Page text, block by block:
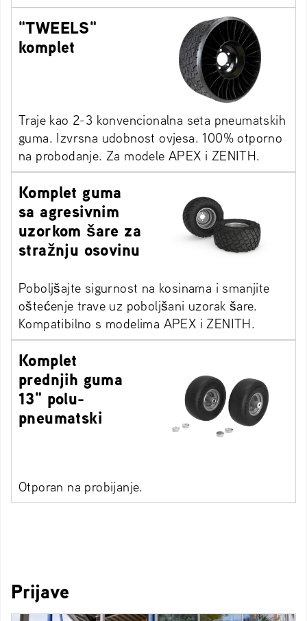
"TWEELS"
komplet
Traje kao 2-3 konvencionalna seta pneumatskih
guma. Izvrsna udobnost ovjesa. 100% otporno
na probodanje. Za modele APEX i ZENITH.
Komplet guma
sa agresivnim
uzorkom šare za
stražnju osovinu
Poboljšajte sigurnost na kosinama i smanjite
oštećenje trave uz poboljšani uzorak šare.
Kompatibilno s modelima APEX i ZENITH.
Komplet
prednjih guma
13" polu-
pneumatski
Otporan na probijanje.
Prijave